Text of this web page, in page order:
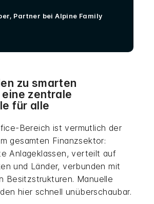
Partner bei Alpine Family
zu smarten
eine zentrale
für alle
Bereich ist vermutlich der
gesamten Finanzsektor:
Anlageklassen, verteilt auf
und Länder, verbunden mit
Besitzstrukturen. Manuelle
hier schnell unüberschaubar.